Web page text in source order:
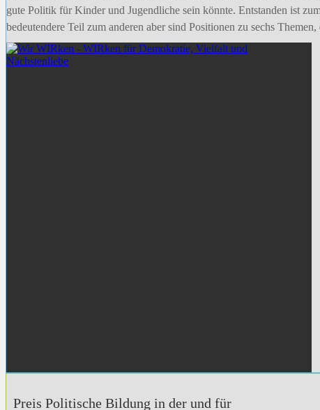
gute Politik für Kinder und Jugendliche sein könnte. Entstanden ist
bedeutendere Teil zum anderen aber sind Positionen zu sechs
Preis Politische Bildung in der und für